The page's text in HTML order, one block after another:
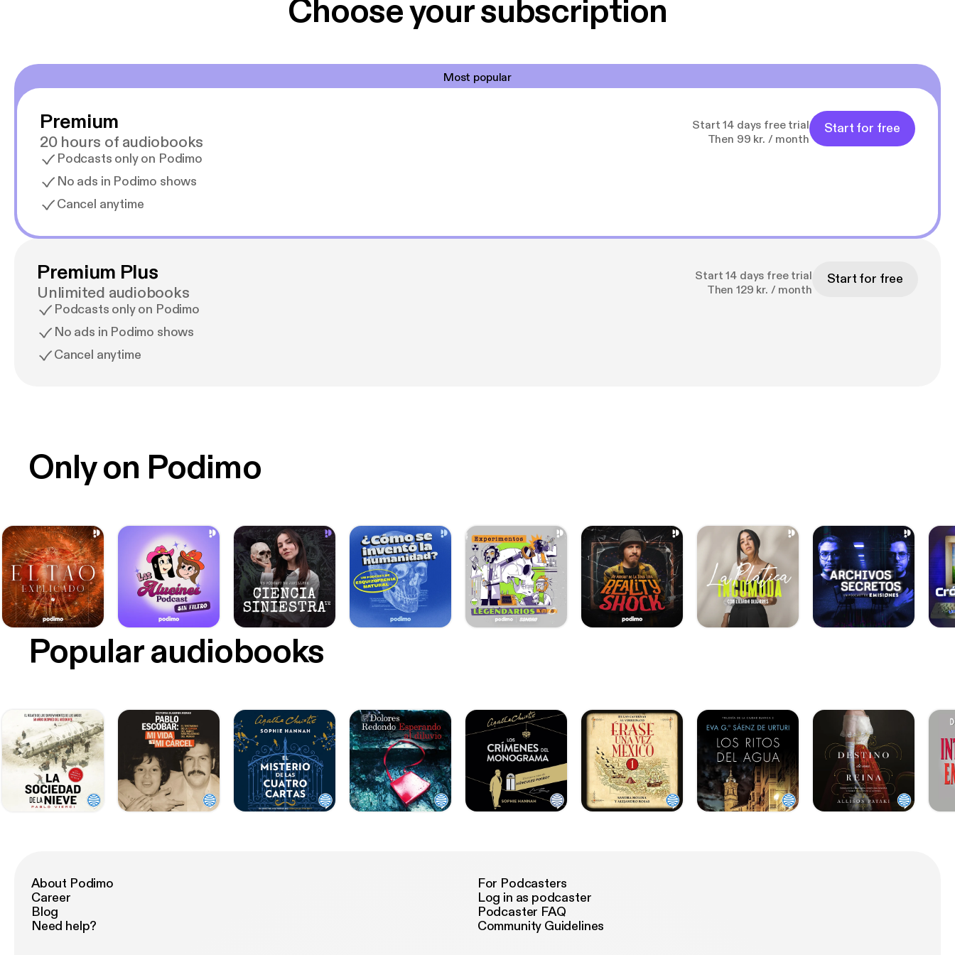
Choose your subscription
Most popular
Premium
20 hours of audiobooks
Podcasts only on Podimo
No ads in Podimo shows
Cancel anytime
Start 14 days free trial
Then 99 kr. / month
Start for free
Premium Plus
Unlimited audiobooks
Podcasts only on Podimo
No ads in Podimo shows
Cancel anytime
Start 14 days free trial
Then 129 kr. / month
Start for free
Only on Podimo
Popular audiobooks
About Podimo
Career
Blog
Need help?
For Podcasters
Log in as podcaster
Podcaster FAQ
Community Guidelines